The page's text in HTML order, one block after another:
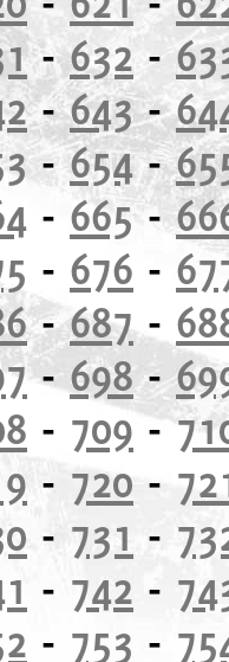
-632-
-643-
-654-
- 665-
- 676 -
-687-
- 698-
- 709-
- 720 -
- 731 -
- 742 -
- 753 -